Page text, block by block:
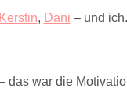
Kerstin, Dani – und ich.
das war die